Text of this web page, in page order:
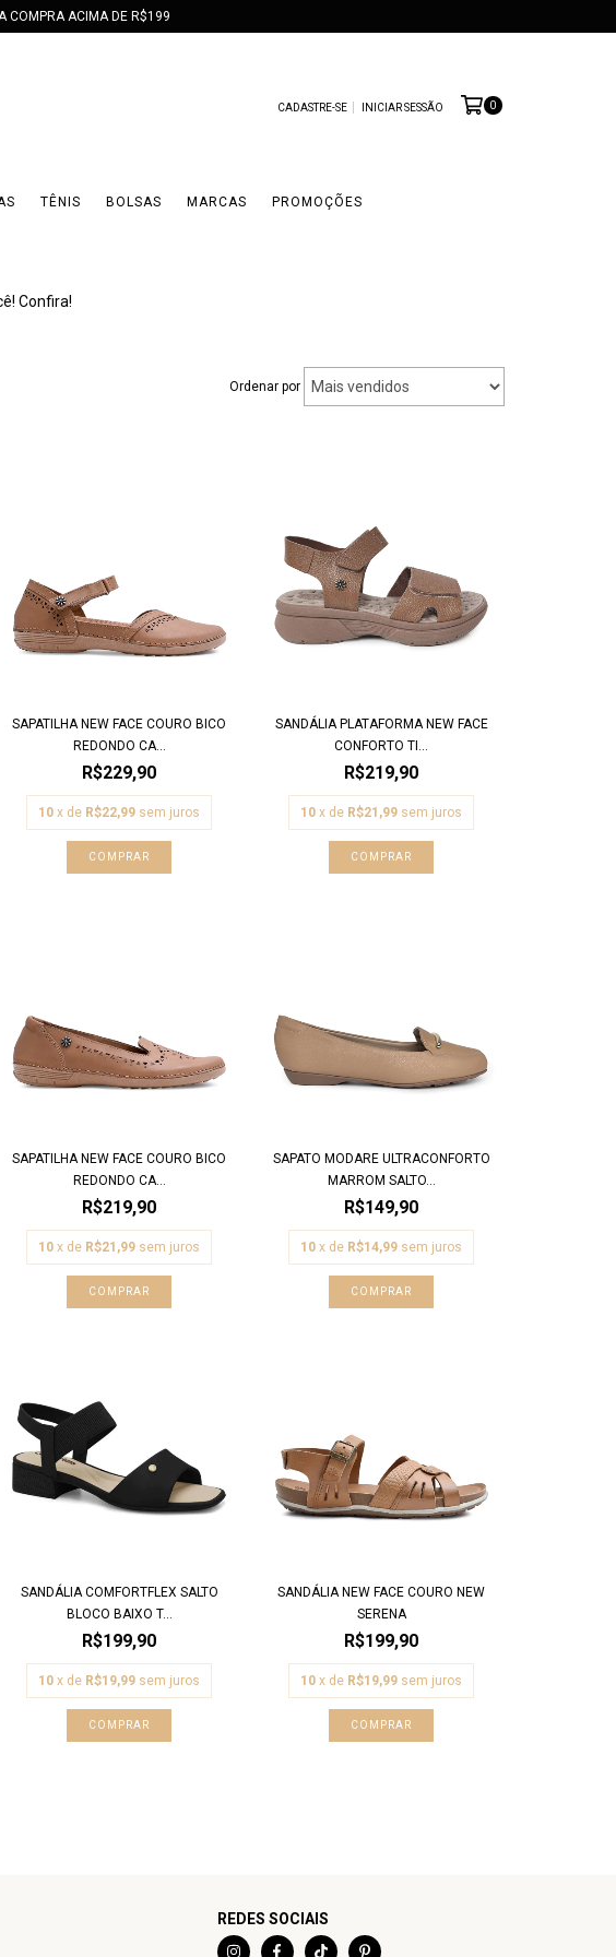
COMPRA ACIMA DE R$199
CADASTRE-SE INICIAR SESSÃO 0
TÊNIS BOLSAS MARCAS PROMOÇÕES
Confira!
Ordenar por
SAPATILHA NEW FACE COURO BICO
REDONDO CA...
R$229,90
10 x de R$22,99 sem juros
COMPRAR
SANDÁLIA PLATAFORMA NEW FACE
CONFORTO TI...
R$219,90
10 x de R$21,99 sem juros
COMPRAR
SAPATILHA NEW FACE COURO BICO
REDONDO CA...
R$219,90
10 x de R$21,99 sem juros
COMPRAR
SAPATO MODARE ULTRACONFORTO
MARROM SALTO...
R$149,90
10 x de R$14,99 sem juros
COMPRAR
SANDÁLIA COMFORTFLEX SALTO
BLOCO BAIXO T...
R$199,90
10 x de R$19,99 sem juros
COMPRAR
SANDÁLIA NEW FACE COURO NEW
SERENA
R$199,90
10 x de R$19,99 sem juros
COMPRAR
REDES SOCIAIS